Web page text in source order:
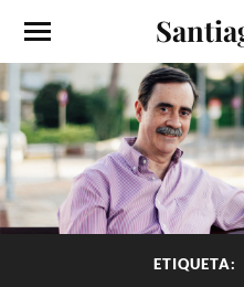
ETIQUETA: